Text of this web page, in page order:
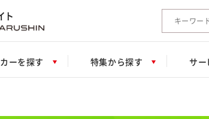
ト
検索キー
ーを探す 特集から探す サー